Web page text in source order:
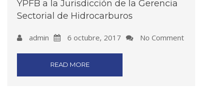
YPFB a la Jurisdicción de la Gerencia
Sectorial de Hidrocarburos
admin 6 octubre, 2017 No Comment
READ MORE